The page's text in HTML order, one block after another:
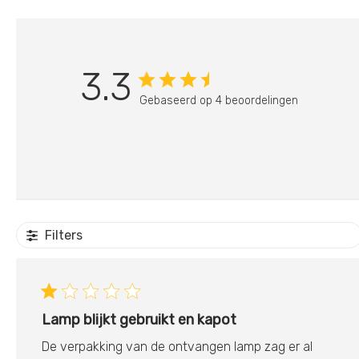
3.3 Gebaseerd op 4 beoordelingen
Filters
Lamp blijkt gebruikt en kapot
De verpakking van de ontvangen lamp zag er al